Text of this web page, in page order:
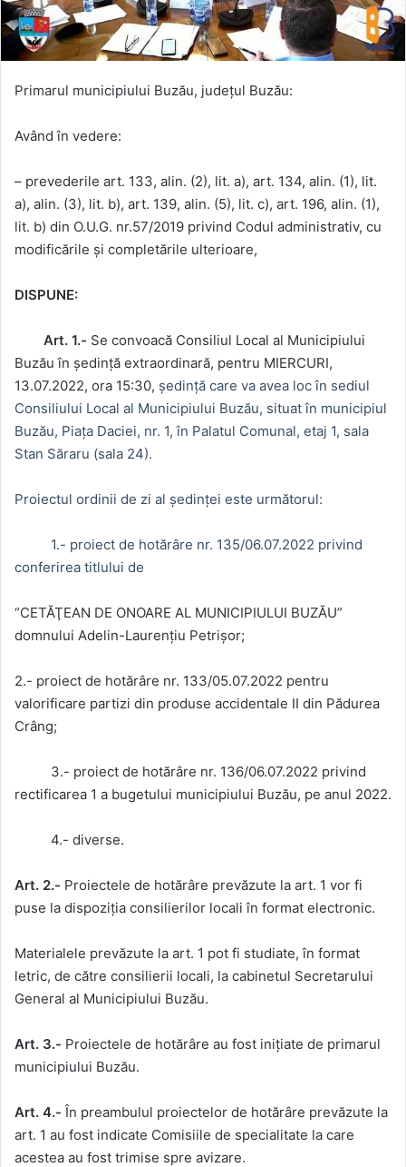
Primarul municipiului Buzău, judeţul Buzău:
Având în vedere:
– prevederile art. 133, alin. (2), lit. a), art. 134, alin. (1), lit.
a), alin. (3), lit. b), art. 139, alin. (5), lit. c), art. 196, alin. (1),
lit. b) din O.U.G. nr.57/2019 privind Codul administrativ, cu
modificările și completările ulterioare,
DISPUNE:
Art. 1.- Se convoacă Consiliul Local al Municipiului
Buzău în şedinţă extraordinară, pentru MIERCURI,
13.07.2022, ora 15:30, şedinţă care va avea loc în sediul
Consiliului Local al Municipiului Buzău, situat în municipiul
Buzău, Piaţa Daciei, nr. 1, în Palatul Comunal, etaj 1, sala
Stan Săraru (sala 24).
Proiectul ordinii de zi al şedinţei este următorul:
1.- proiect de hotărâre nr. 135/06.07.2022 privind
conferirea titlului de
“CETĂŢEAN DE ONOARE AL MUNICIPIULUI BUZĂU”
domnului Adelin-Laurențiu Petrișor;
2.- proiect de hotărâre nr. 133/05.07.2022 pentru
valorificare partizi din produse accidentale II din Pădurea
Crâng;
3.- proiect de hotărâre nr. 136/06.07.2022 privind
rectificarea 1 a bugetului municipiului Buzău, pe anul 2022.
4.- diverse.
Art. 2.- Proiectele de hotărâre prevăzute la art. 1 vor fi
puse la dispoziția consilierilor locali în format electronic.
Materialele prevăzute la art. 1 pot fi studiate, în format
letric, de către consilierii locali, la cabinetul Secretarului
General al Municipiului Buzău.
Art. 3.- Proiectele de hotărâre au fost inițiate de primarul
municipiului Buzău.
Art. 4.- În preambulul proiectelor de hotărâre prevăzute la
art. 1 au fost indicate Comisiile de specialitate la care
acestea au fost trimise spre avizare.